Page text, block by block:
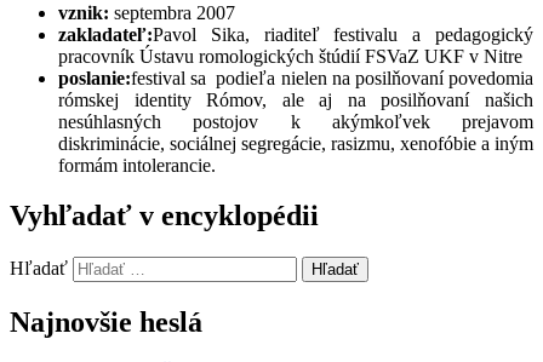
vznik: septembra 2007
zakladateľ:Pavol Sika, riaditeľ festivalu a pedagogický
pracovník Ústavu romologických štúdií FSVaZ UKF v Nitre
poslanie:festival sa podieľa nielen na posilňovaní povedomia
rómskej identity Rómov, ale aj na posilňovaní našich
nesúhlasných postojov k akýmkoľvek prejavom
diskriminácie, sociálnej segregácie, rasizmu, xenofóbie a iným
formám intolerancie.
Vyhľadať v encyklopédii
Hľadať Hľadať
Najnovšie heslá